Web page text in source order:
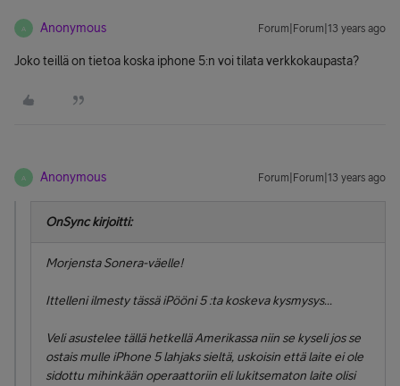
A Anonymous Forum|Forum|13 years ago
Joko teillä on tietoa koska iphone 5:n voi tilata verkkokaupasta?
A Anonymous Forum|Forum|13 years ago
OnSync kirjoitti:
Morjensta Sonera-väelle!
Ittelleni ilmesty tässä iPööni 5 :ta koskeva kysmysys...
Veli asustelee tällä hetkellä Amerikassa niin se kyseli jos se
ostais mulle iPhone 5 lahjaks sieltä, uskoisin että laite ei ole
sidottu mihinkään operaattoriin eli lukitsematon laite olisi